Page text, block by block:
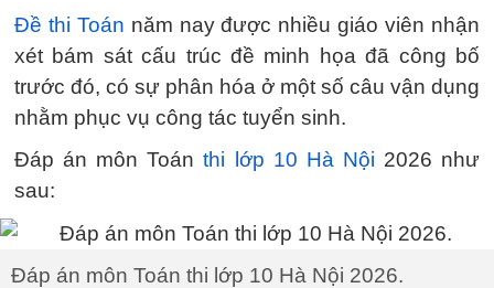
Đề thi Toán năm nay được nhiều giáo viên nhận
xét bám sát cấu trúc đề minh họa đã công bố
trước đó, có sự phân hóa ở một số câu vận dụng
nhằm phục vụ công tác tuyển sinh.
Đáp án môn Toánthi lớp 10 Hà Nội 2026 như
sau:
Đáp án môn Toán thi lớp 10 Hà Nội 2026.